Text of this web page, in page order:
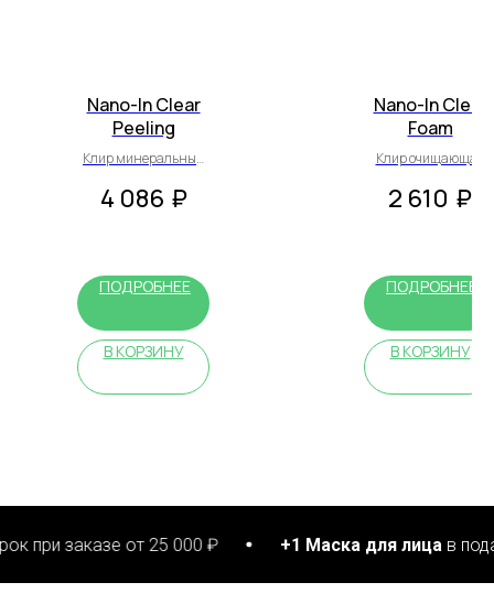
Nano-In Clear
Peeling
Клир минеральный
4 086 ₽
ПОДРОБНЕЕ
В КОРЗИНУ
Nano-In Clear
Foam
Клир очищающая
2 610 ₽
ПОДРОБНЕЕ
В КОРЗИНУ
от 25 000 ₽ +1 Маска для лицав подарок